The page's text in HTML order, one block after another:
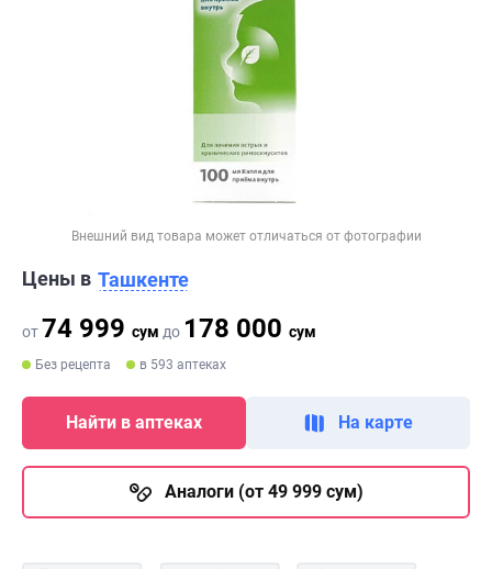
Внешний вид товара может отличаться от фотографии
Цены в Ташкенте
от74 999 сум до 178 000 сум
Без рецепта в 593 аптеках
Найти в аптеках На карте
Аналоги (от 49 999 сум)